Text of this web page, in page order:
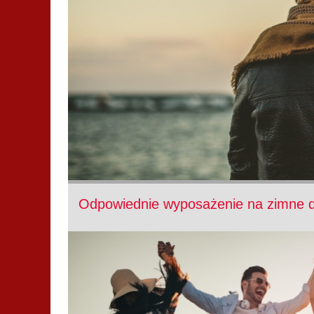
Odpowiednie wyposażenie na zimne